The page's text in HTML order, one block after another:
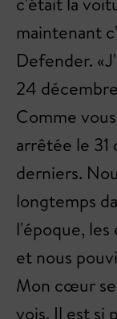
maintenant
Defender.
24
Comme
arrêtée le
derniers.
longtemps
l'époque,
et nous
Mon cœur
vois. Il est si